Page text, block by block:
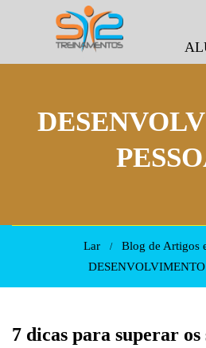
Lar
Blog de Artigos
DESENVOLVIMENTO
7 dicas para superar os